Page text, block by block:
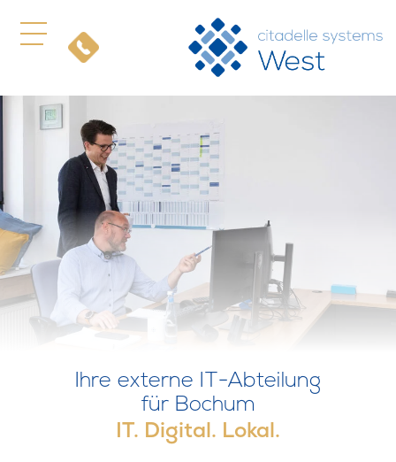
Ihre externe IT-Abteilung
für Bochum
IT. Digital. Lokal.